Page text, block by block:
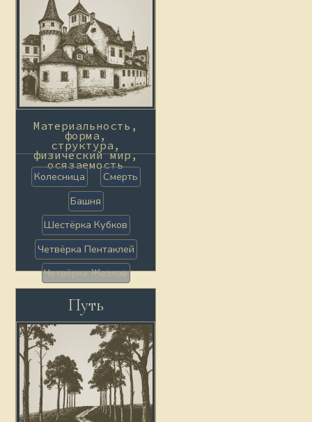
Материальность,
форма,
структура,
физический мир,
осязаемость
Колесница
Смерть
Башня
Шестёрка Кубков
Четвёрка Пентаклей
Четвёрка Жезлов
Путь